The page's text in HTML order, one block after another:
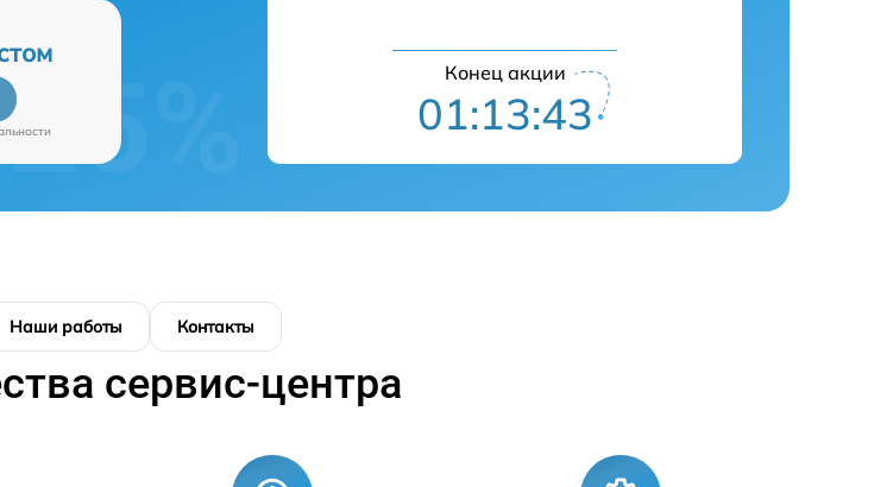
Конец акции
01:13:41
Наши работы Контакты
сервис-центра